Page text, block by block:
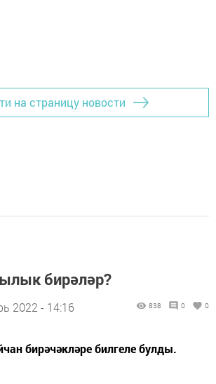
на страницу новости
бирәләр?
2022 - 14:16 838 0 0
бирәчәкләре билгеле булды.